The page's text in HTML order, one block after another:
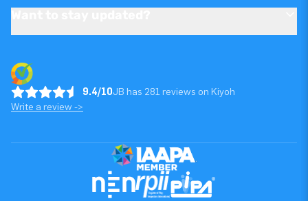
9.4/10JB has 281 reviews on Kiyoh
Write a review ->